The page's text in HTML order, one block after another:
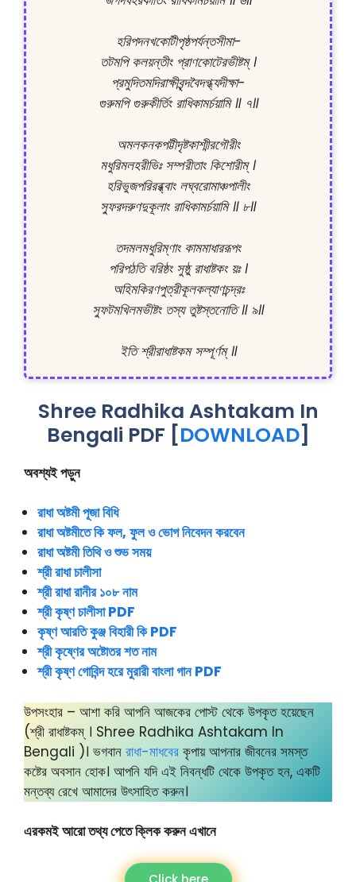
হরিপদনখকোটীপৃষ্ঠপর্যন্তসীমা-
তটমপি কলয়ন্তীং প্রাণকোটেরভীষ্টম্ ।
প্রমুদিতমদিরাক্ষীবৃন্দবৈদগ্ধ্যদীক্ষা-
গুরুমপি গুরুকীর্তিং রাধিকামর্চয়ামি ॥ ৭॥
অমলকনকপট্টীদৃষ্টকাশ্মীরগৌরীং
মধুরিমলহরীভিঃ সম্পরীতাং কিশোরীম্ ।
হরিভুজপরিরব্ধ্বাং লঘ্বরোমাঞ্চপালীং
স্ফুরদরুণদুকূলাং রাধিকামর্চয়ামি ॥ ৮॥
তদমলমধুরিম্ণাং কামমাধাররূপং
পরিপঠতি বরিষ্ঠং সুষ্ঠু রাধাষ্টকং য়ঃ ।
অহিমকিরণপুত্রীকূলকল্যাণচন্দ্রঃ
স্ফুটমখিলমভীষ্টং তস্য তুষ্টস্তনোতি ॥ ৯॥
ইতি শ্রীরাধাষ্টকম সম্পূর্ণম্ ॥
Shree Radhika Ashtakam In
Bengali PDF [DOWNLOAD]
অবশ্যই পড়ুন
রাধা অষ্টমী পূজা বিধি
রাধা অষ্টমীতে কি ফল, ফুল ও ভোগ নিবেদন করবেন
রাধা অষ্টমী তিথি ও শুভ সময়
শ্রী রাধা চালীসা
শ্রী রাধা রানীর ১০৮ নাম
শ্রী কৃষ্ণ চালীসা PDF
কৃষ্ণ আরতি কুঞ্জ বিহারী কি PDF
শ্রী কৃষ্ণের অষ্টোতর শত নাম
শ্রী কৃষ্ণ গোবিন্দ হরে মুরারী বাংলা গান PDF
উপসংহার – আশা করি আপনি আজকের পোস্ট থেকে উপকৃত হয়েছেন
(শ্রী রাধাষ্টকম্ । Shree Radhika Ashtakam In
Bengali )। ভগবান রাধা-মাধবের কৃপায় আপনার জীবনের সমস্ত
কষ্টের অবসান হোক। আপনি যদি এই নিবন্ধটি থেকে উপকৃত হন, একটি
মন্তব্য রেখে আমাদের উৎসাহিত করুন।
এরকমই আরো তথ্য পেতে ক্লিক করুন এখানে